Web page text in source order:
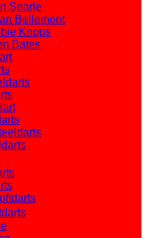
Searle
Bellemont
Knops
Bates